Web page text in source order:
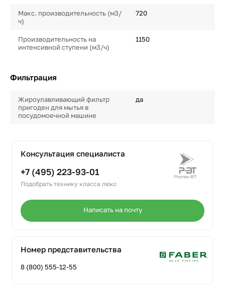
Макс. производительность (м3/
ч)
720
Производительность на
интенсивной ступени (м3/ч)
1150
Фильтрация
Жироулавливающий фильтр
пригоден для мытья в
посудомоечной машине
да
Консультация специалиста
+7 (495) 223-93-01
Подобрать технику класса люкс
Написать на почту
Номер представительства
8 (800) 555-12-55